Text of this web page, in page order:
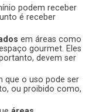
podem receber
é receber
em áreas como
gourmet. Eles
devem ser
que o uso pode ser
ou proibido como,